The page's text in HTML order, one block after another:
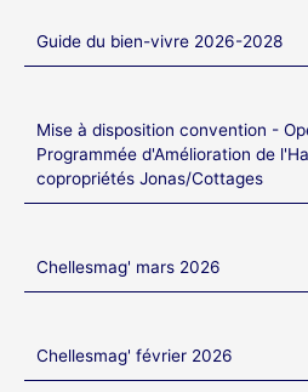
Guide du bien-vivre 2026-2028
Mise à disposition convention -
Programmée d'Amélioration de
copropriétés Jonas/Cottages
Chellesmag' mars 2026
Chellesmag' février 2026